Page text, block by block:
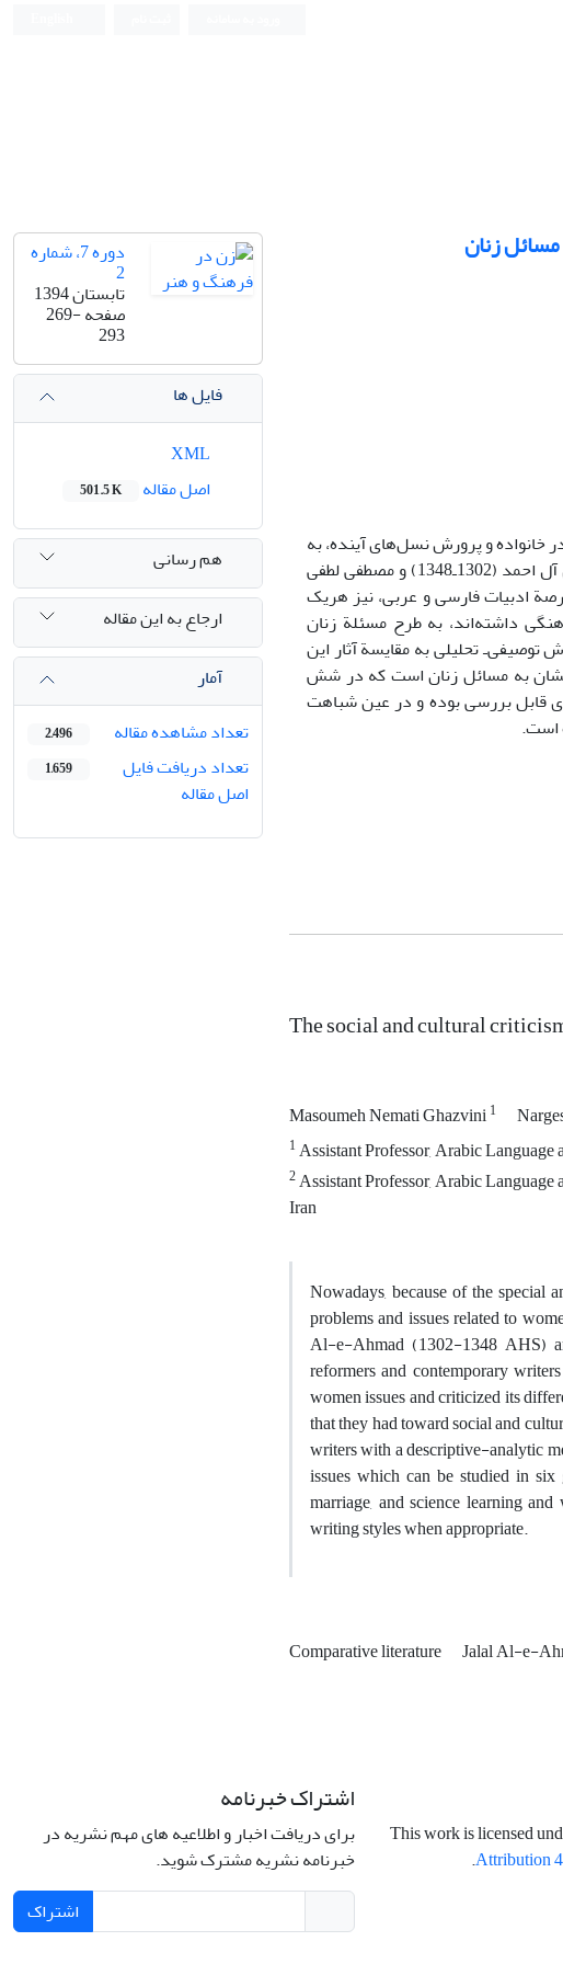
زنان
خانواده و پرورش نسل‌های آینده، به
یکی از دغدغه‌های اصلی اندیشمندان و روشن‌فکران مبدل شده است. جلال آل احمد (1302ـ1348) و مصطفی لطفی
در عرصة ادبیات فارسی و عربی، نیز هریک
داشته‌اند، به طرح مسئلة زنان
توصیفی‌ـ تحلیلی به مقایسة آثار این
به مسائل زنان است که در شش
قابل بررسی بوده و در عین شباهت
است.
The social and cultural
Masoumeh Nemati Ghazvini1
1Assistant Professor, Arabic
2Assistant Professor, Arabic
Iran
Nowadays, because of the special
problems and issues related to
Al-e-Ahmad (1302-1348 AHS)
reformers and contemporary
women issues and criticized its
that they had toward social and
writers with a descriptive-analytic
issues which can be studied in
marriage, and science learning
writing styles when appropriate.
Comparative literature Jalal Al-e-
دوره 7، شماره
2
تابستان 1394
صفحه269-
293
فایل ها
اصل مقاله
501.5 K
هم رسانی
ارجاع به این مقاله
آمار
تعداد مشاهده مقاله
2,496
تعداد دریافت فایل
اصل مقاله
1,659
This work is licensed
Attribution
.
اشتراک خبرنامه
برای دریافت اخبار و اطلاعیه های مهم نشریه در
خبرنامه نشریه مشترک شوید.
اشتراک